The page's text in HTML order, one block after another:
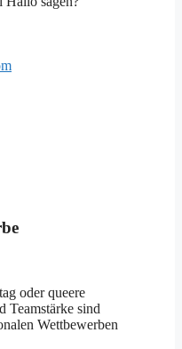
oder queere
Teamstärke sind
Wettbewerben